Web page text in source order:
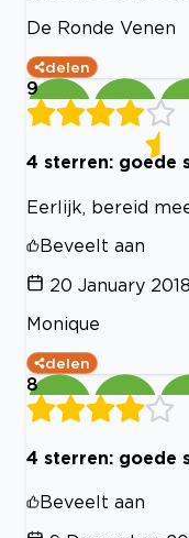
De Ronde Venen
delen
9
4 sterren: goede
Eerlijk, bereid
Beveelt aan
20 January 2018
Monique
delen
8
4 sterren: goede
Beveelt aan